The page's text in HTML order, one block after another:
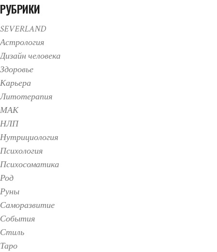
РУБРИКИ
SEVERLAND
Астрология
Дизайн человека
Здоровье
Карьера
Литотерапия
МАК
НЛП
Нутрициология
Психология
Психосоматика
Род
Руны
Саморазвитие
События
Стиль
Таро